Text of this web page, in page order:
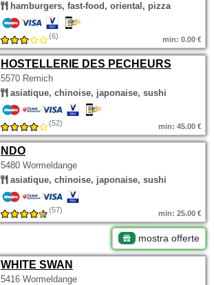
hamburgers, fast-food, oriental, pizza
(6) min: 0.00 €
HOSTELLERIE DES PECHEURS
5570 Remich
asiatique, chinoise, japonaise, sushi
(52) min: 45.00 €
NDO
5480 Wormeldange
asiatique, chinoise, japonaise, sushi
(57) min: 25.00 €
mostra offerte
WHITE SWAN
5416 Wormeldange